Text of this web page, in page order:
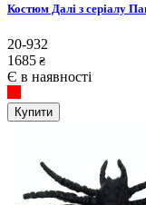
Костюм Далі з серіалу
20-932
1685 ₴
Є в наявності
Купити